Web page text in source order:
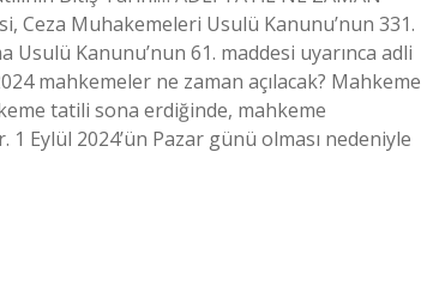
Ceza Muhakemeleri Usulü Kanunu’nun 331.
Usulü Kanunu’nun 61. maddesi uyarınca adli
mahkemeler ne zaman açılacak? Mahkeme
tatili sona erdiğinde, mahkeme
Eylül 2024’ün Pazar günü olması nedeniyle